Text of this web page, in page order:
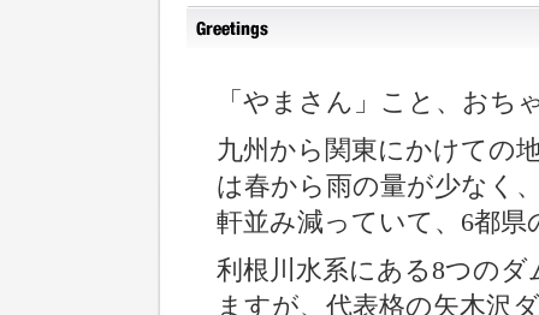
「やまさん」こと、おち
九州から関東にかけての
は春から雨の量が少なく
軒並み減っていて、6都
利根川水系にある8つの
ますが、代表格の矢木沢